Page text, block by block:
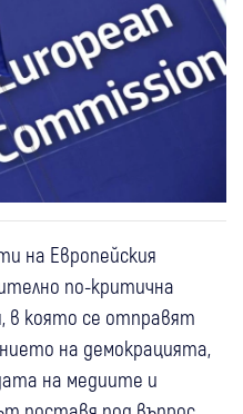
на Европейския
по-критична
в която се отправят
на демокрацията,
на медиите и